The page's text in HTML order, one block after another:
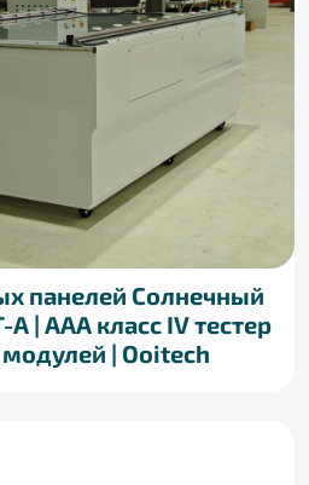
панелей Солнечный
| AAA класс IV тестер
| Ooitech